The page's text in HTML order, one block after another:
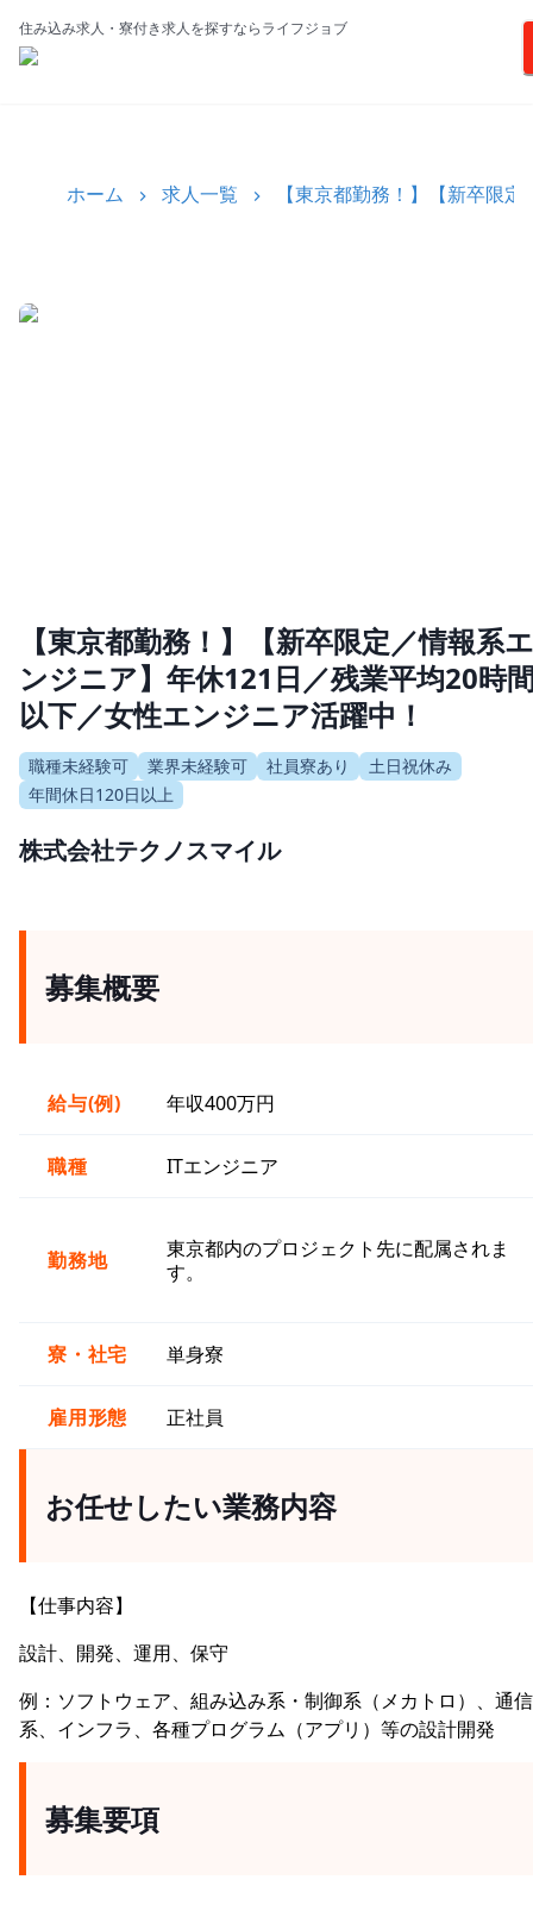
住み込み求人・寮付き求人を探すならライフジョブ
ホーム 求人一覧 【東京都勤務！】【新卒限
【東京都勤務！】【新卒限定／情報系エ
ンジニア】年休121日／残業平均20時
以下／女性エンジニア活躍中！
職種未経験可 業界未経験可 社員寮あり
土日祝休み
年間休日120日以上
株式会社テクノスマイル
募集概要
給与(例) 年収400万円
職種 ITエンジニア
勤務地
東京都内のプロジェクト先に配属されま
す。
寮・社宅 単身寮
雇用形態 正社員
お任せしたい業務内容
【仕事内容】
設計、開発、運用、保守
例：ソフトウェア、組み込み系・制御系（メカトロ）、通信
系、インフラ、各種プログラム（アプリ）等の設計開発
募集要項